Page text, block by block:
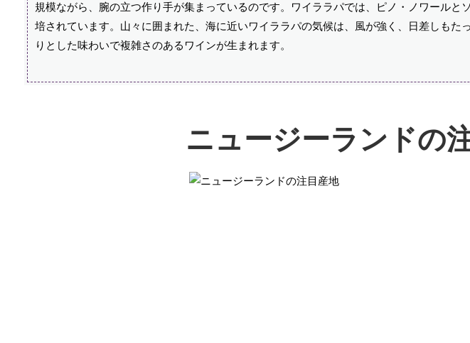
規模ながら、腕の立つ作り手が集まっているのです。ワイララパでは、ピノ・ノワールと
培されています。山々に囲まれた、海に近いワイララパの気候は、風が強く、日差しもた
りとした味わいで複雑さのあるワインが生まれます。
ニュージーランドの